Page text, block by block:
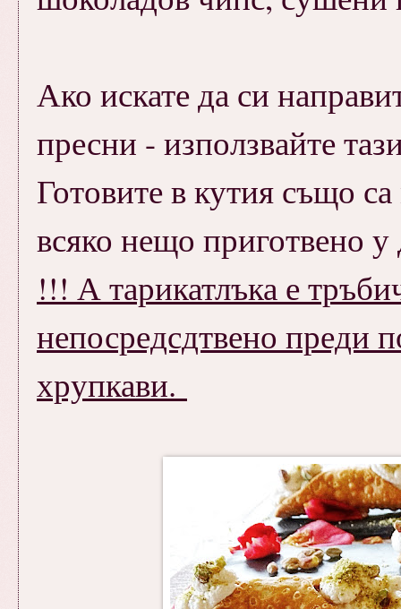
Ако искате да си
пресни - използвайте
Готовите в кутия също
всяко нещо приготвено
!!! А тарикатлъка е
непосредсдтвено преди
хрупкави.